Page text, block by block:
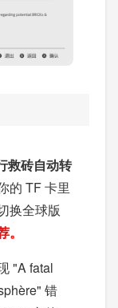
救砖自动转
的 TF 卡里
换全球版
"A fatal
错